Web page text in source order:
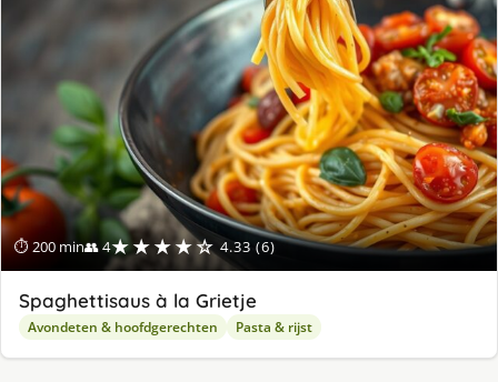
⏱ 200 min👥 4★★★★☆ 4.33 (6)
Spaghettisaus à la Grietje
Avondeten & hoofdgerechten Pasta & rijst